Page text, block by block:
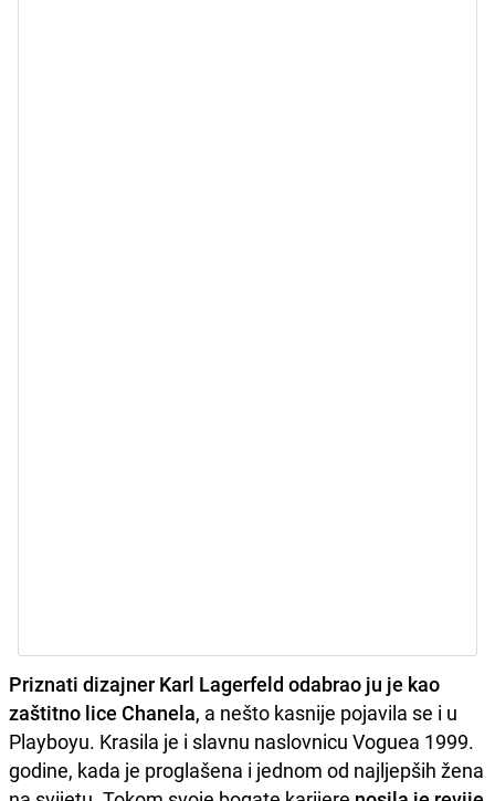
Priznati dizajner Karl Lagerfeld odabrao ju je kao
zaštitno lice Chanela, a nešto kasnije pojavila se i u
Playboyu. Krasila je i slavnu naslovnicu Voguea 1999.
godine, kada je proglašena i jednom od najljepših žena